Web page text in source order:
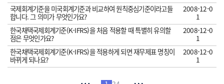
국제회계기준을 미국회계기준과 비교하여 원칙중심기준이라고들
합니다. 그 의미가 무엇인가요?
2008-12-0
1
한국채택국제회계기준(K-IFRS)을 처음 적용할 때 특별히 유의할
점은 무엇인가요?
2008-12-0
1
한국채택국제회계기준(K-IFRS)을 적용하게 되면 재무제표 명칭이
바뀌게 되나요?
2008-12-0
1